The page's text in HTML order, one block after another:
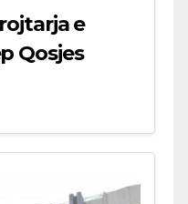
e
Qosjes